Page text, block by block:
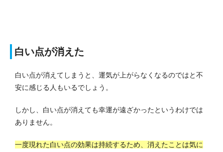
白い点が消えた
白い点が消えてしまうと、運気が上がらなくなるのではと不
安に感じる人もいるでしょう。
しかし、白い点が消えても幸運が遠ざかったというわけでは
ありません。
一度現れた白い点の効果は持続するため、消えたことは気に